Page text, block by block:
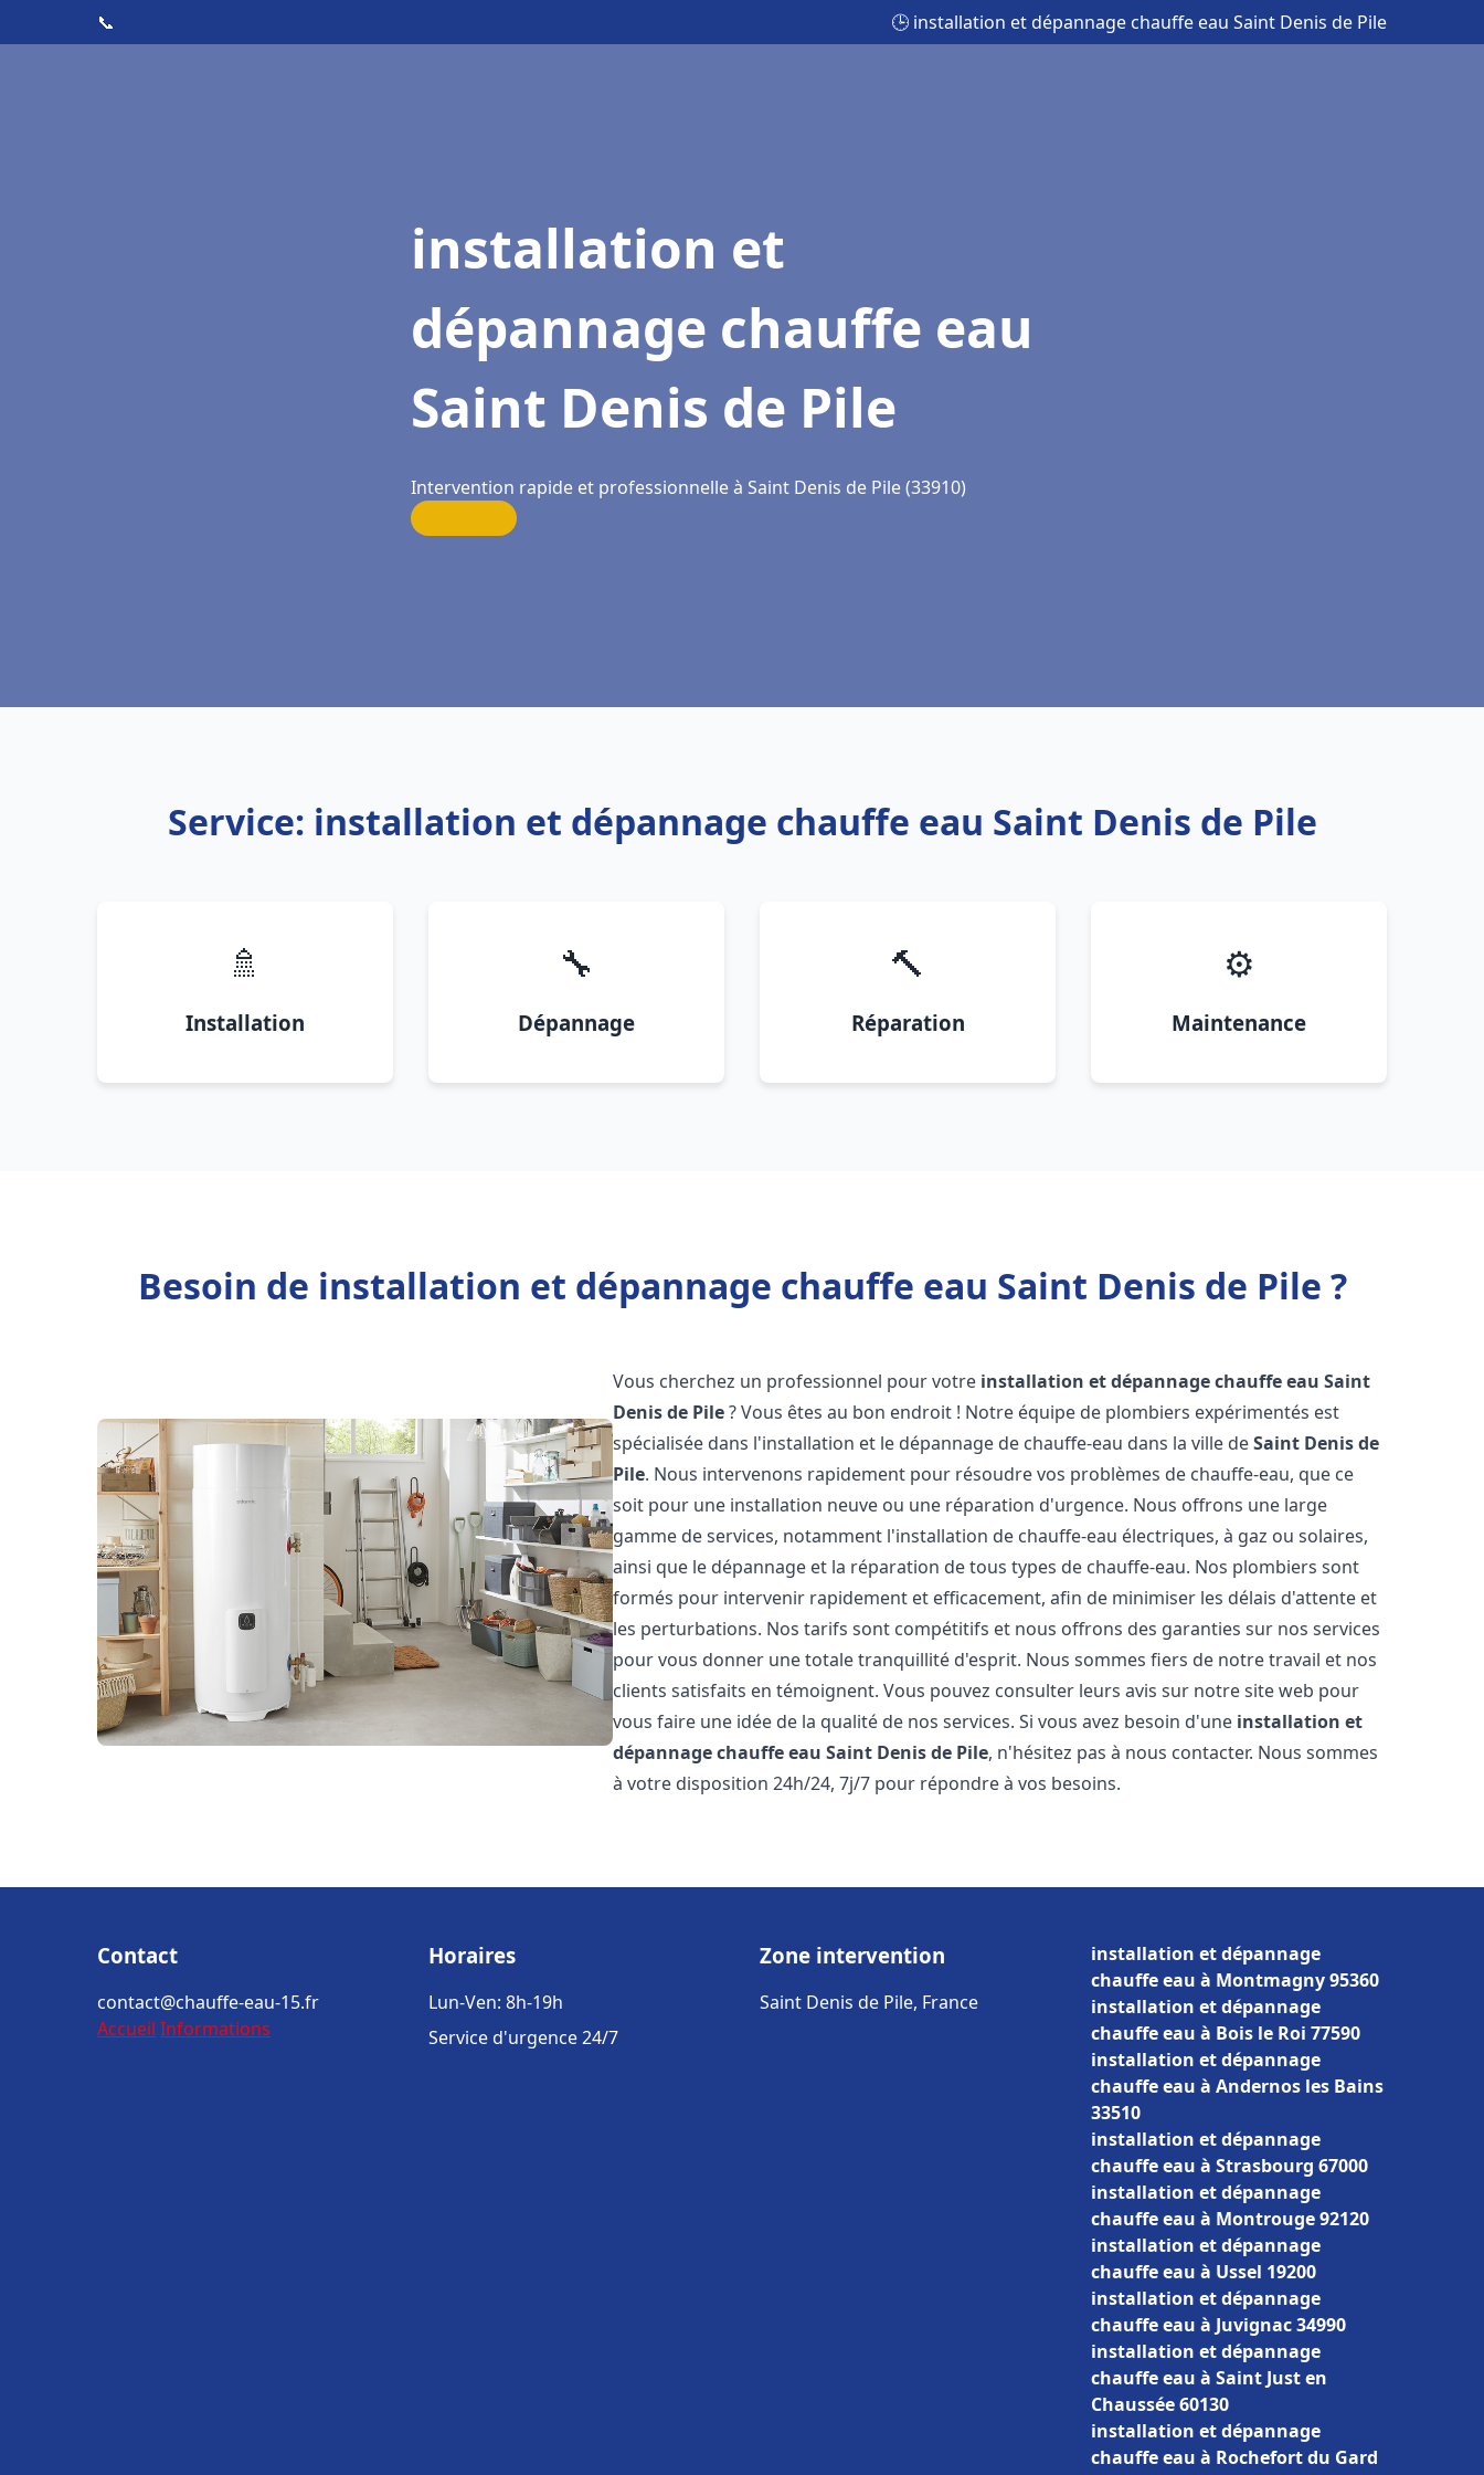
📞 🕒 installation et dépannage chauffe eau Saint Denis de Pile
installation et
dépannage chauffe eau
Saint Denis de Pile
Intervention rapide et professionnelle à Saint Denis de Pile (33910)
Service: installation et dépannage chauffe eau Saint Denis de Pile
🚿
Installation
🔧
Dépannage
🔨
Réparation
⚙️
Maintenance
Besoin de installation et dépannage chauffe eau Saint Denis de Pile ?
Vous cherchez un professionnel pour votre installation et dépannage chauffe eau Saint
Denis de Pile? Vous êtes au bon endroit ! Notre équipe de plombiers expérimentés est
spécialisée dans l'installation et le dépannage de chauffe-eau dans la ville deSaint Denis de
Pile. Nous intervenons rapidement pour résoudre vos problèmes de chauffe-eau, que ce
soit pour une installation neuve ou une réparation d'urgence. Nous offrons une large
gamme de services, notamment l'installation de chauffe-eau électriques, à gaz ou solaires,
ainsi que le dépannage et la réparation de tous types de chauffe-eau. Nos plombiers sont
formés pour intervenir rapidement et efficacement, afin de minimiser les délais d'attente et
les perturbations. Nos tarifs sont compétitifs et nous offrons des garanties sur nos services
pour vous donner une totale tranquillité d'esprit. Nous sommes fiers de notre travail et nos
clients satisfaits en témoignent. Vous pouvez consulter leurs avis sur notre site web pour
vous faire une idée de la qualité de nos services. Si vous avez besoin d'une installation et
dépannage chauffe eau Saint Denis de Pile, n'hésitez pas à nous contacter. Nous sommes
à votre disposition 24h/24, 7j/7 pour répondre à vos besoins.
Contact
contact@chauffe-eau-15.fr
Accueil Informations
Horaires
Lun-Ven: 8h-19h
Service d'urgence 24/7
Zone intervention
Saint Denis de Pile, France
installation et dépannage
chauffe eau à Montmagny 95360
installation et dépannage
chauffe eau à Bois le Roi 77590
installation et dépannage
chauffe eau à Andernos les Bains
33510
installation et dépannage
chauffe eau à Strasbourg 67000
installation et dépannage
chauffe eau à Montrouge 92120
installation et dépannage
chauffe eau à Ussel 19200
installation et dépannage
chauffe eau à Juvignac 34990
installation et dépannage
chauffe eau à Saint Just en
Chaussée 60130
installation et dépannage
chauffe eau à Rochefort du Gard